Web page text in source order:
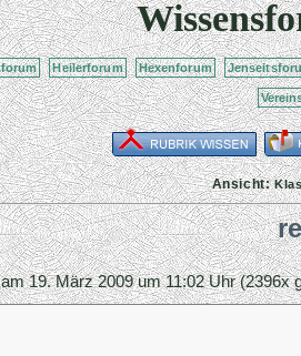
Heilerforum Hexenforum
Ansicht:
am19. März 2009 um 11:02 Uhr(2396x